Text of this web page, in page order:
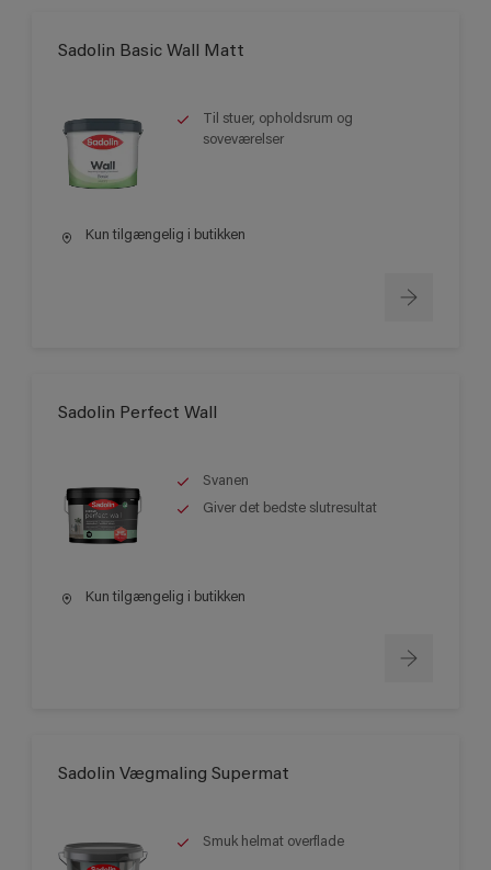
Sadolin Basic Wall Matt
Til stuer, opholdsrum og
soveværelser
Kun tilgængelig i butikken
Sadolin Perfect Wall
Svanen
Giver det bedste slutresultat
Kun tilgængelig i butikken
Sadolin Vægmaling Supermat
Smuk helmat overflade